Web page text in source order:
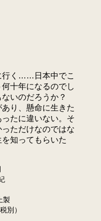
行く……日本中でこ
十年になるのでし
ないのだろうか？
り、懸命に生きた
たに違いない。そ
ただけなのではな
知ってもらいた
製
別）